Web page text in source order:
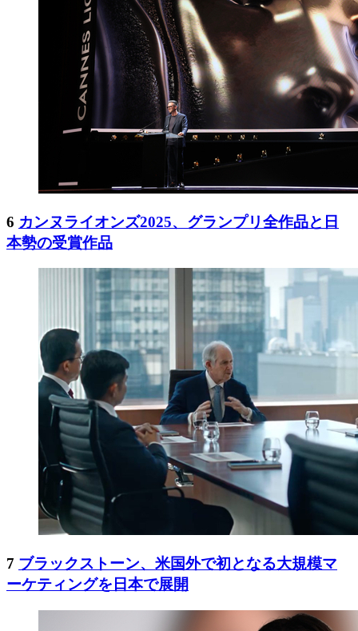
6 カンヌライオンズ2025、グランプリ全作品と日
本勢の受賞作品
7 ブラックストーン、米国外で初となる大規模マ
ーケティングを日本で展開